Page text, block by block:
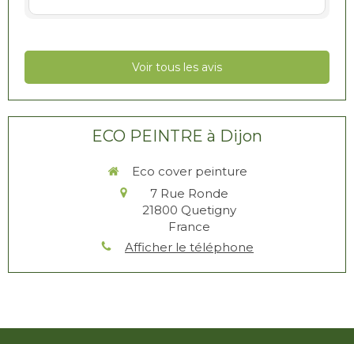
Voir tous les avis
ECO PEINTRE à Dijon
Eco cover peinture
7 Rue Ronde
21800 Quetigny
France
Afficher le téléphone